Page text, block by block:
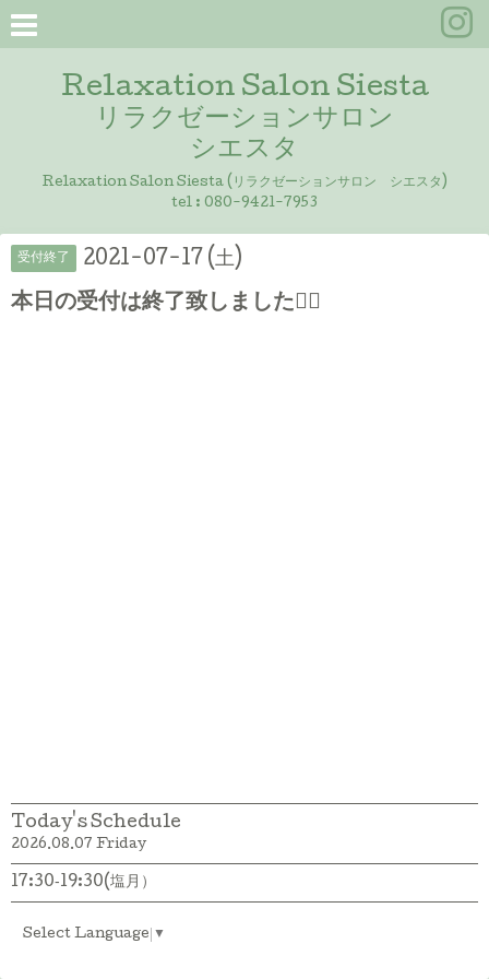
Relaxation Salon Siesta
リラクゼーションサロン
シエスタ
Relaxation Salon Siesta (リラクゼーションサロン シエスタ)
tel : 080-9421-7953
受付終了 2021-07-17 (土)
本日の受付は終了致しました🙇‍♀️
Today's Schedule
2026.08.07 Friday
17:30‐19:30(塩月）
Select Language ▼